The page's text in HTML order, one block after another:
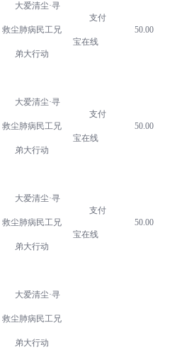
大爱清尘·寻
救尘肺病民工兄
弟大行动
支付
宝在线
50.00
大爱清尘·寻
救尘肺病民工兄
弟大行动
支付
宝在线
50.00
大爱清尘·寻
救尘肺病民工兄
弟大行动
支付
宝在线
50.00
大爱清尘·寻
救尘肺病民工兄
弟大行动